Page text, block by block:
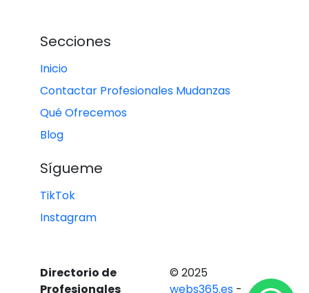
Secciones
Inicio
Contactar Profesionales Mudanzas
Qué Ofrecemos
Blog
Sígueme
TikTok
Instagram
Directorio de
Profesionales
© 2025
webs365.es -